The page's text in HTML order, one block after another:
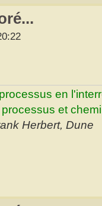
en
et
Herbert, Dune